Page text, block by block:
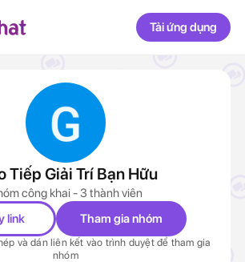
Tải ứng dụng
Tiếp Giải Trí Bạn Hữu
công khai - 3 thành viên
link
Tham gia nhóm
và dán liên kết vào trình duyệt để tham gia
nhóm